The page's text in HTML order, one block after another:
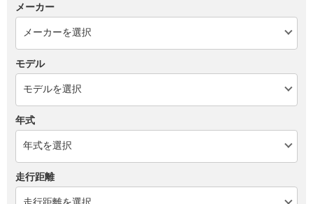
メーカー
モデル
年式
走行距離